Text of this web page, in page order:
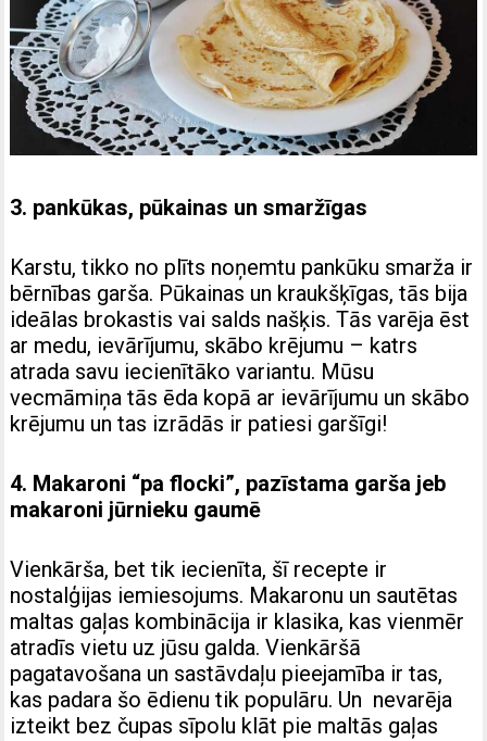
3. pankūkas, pūkainas un smaržīgas
Karstu, tikko no plīts noņemtu pankūku smarža ir
bērnības garša. Pūkainas un kraukšķīgas, tās bija
ideālas brokastis vai salds našķis. Tās varēja ēst
ar medu, ievārījumu, skābo krējumu – katrs
atrada savu iecienītāko variantu. Mūsu
vecmāmiņa tās ēda kopā ar ievārījumu un skābo
krējumu un tas izrādās ir patiesi garšīgi!
4. Makaroni “pa flocki”, pazīstama garša jeb
makaroni jūrnieku gaumē
Vienkārša, bet tik iecienīta, šī recepte ir
nostalģijas iemiesojums. Makaronu un sautētas
maltas gaļas kombinācija ir klasika, kas vienmēr
atradīs vietu uz jūsu galda. Vienkāršā
pagatavošana un sastāvdaļu pieejamība ir tas,
kas padara šo ēdienu tik populāru. Un nevarēja
izteikt bez čupas sīpolu klāt pie maltās gaļas